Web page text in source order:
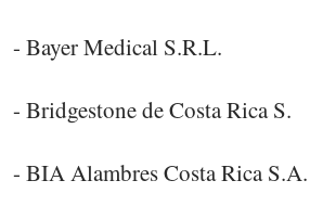
- Bayer Medical S.R.L.
- Bridgestone de Costa Rica S.
- BIA Alambres Costa Rica S.A.